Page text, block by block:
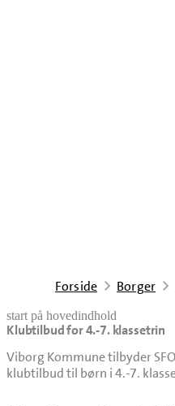
Forside Borger
start på hovedindhold
Klubtilbud for 4.-7. klassetrin
Viborg Kommune tilbyder
klubtilbud til børn i 4.-7.
senest opdateret 18. februar 2026